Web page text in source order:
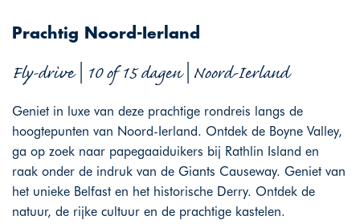
Prachtig Noord-Ierland
Fly-drive | 10 of 15 dagen | Noord-Ierland
Geniet in luxe van deze prachtige rondreis langs de
hoogtepunten van Noord-Ierland. Ontdek de Boyne Valley,
ga op zoek naar papegaaiduikers bij Rathlin Island en
raak onder de indruk van de Giants Causeway. Geniet van
het unieke Belfast en het historische Derry. Ontdek de
natuur, de rijke cultuur en de prachtige kastelen.